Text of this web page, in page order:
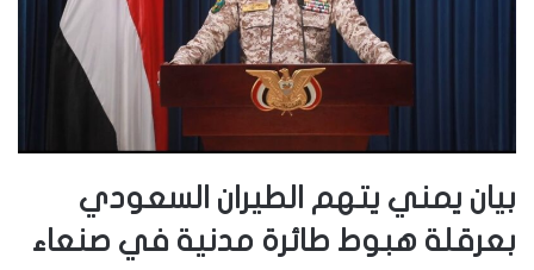
بيان يمني يتهم الطيران السعودي
بعرقلة هبوط طائرة مدنية في صنعاء